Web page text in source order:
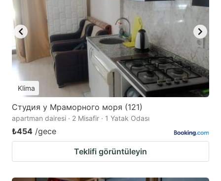
Klima
Студия у Мраморного моря (121)
apartman dairesi · 2 Misafir · 1 Yatak Odası
₺454 /gece
Teklifi görüntüleyin